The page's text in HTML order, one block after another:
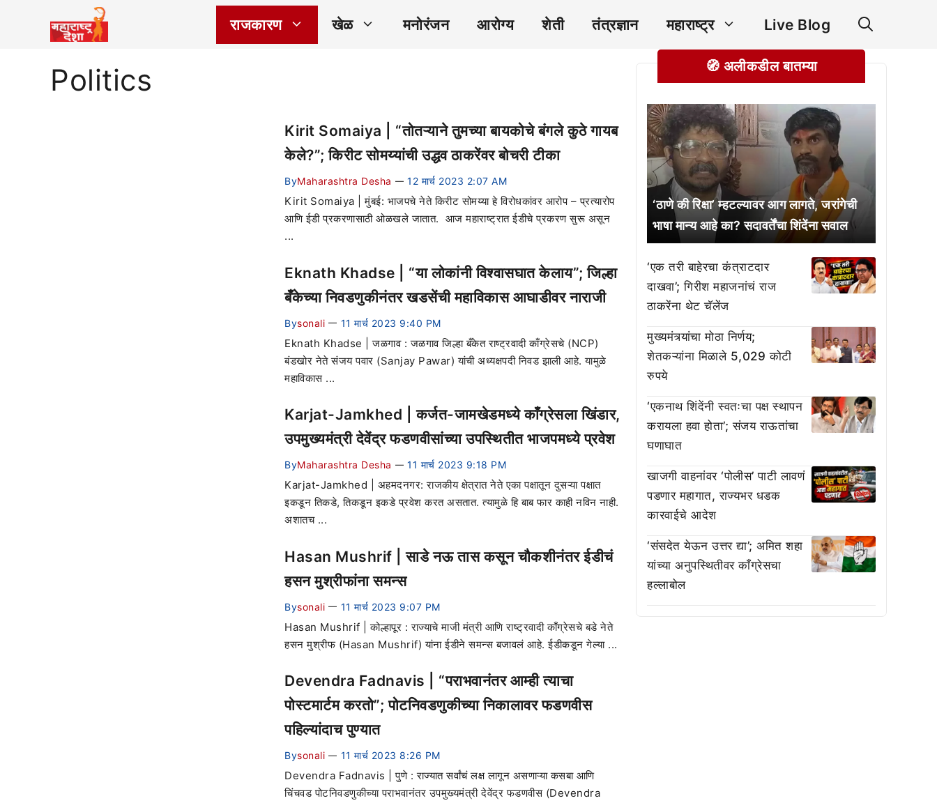
राजकारण खेळ मनोरंजन आरोग्य शेती तंत्रज्ञान महाराष्ट्र Live Blog
Politics
Kirit Somaiya | “तोतऱ्याने तुमच्या बायकोचे बंगले कुठे गायब
केले?”; किरीट सोमय्यांची उद्धव ठाकरेंवर बोचरी टीका
ByMaharashtra Desha — 12 मार्च 2023 2:07 AM
Kirit Somaiya | मुंबई: भाजपचे नेते किरीट सोमय्या हे विरोधकांवर आरोप – प्रत्यारोप
आणि ईडी प्रकरणासाठी ओळखले जातात. आज महाराष्ट्रात ईडीचे प्रकरण सुरू असून
...
Eknath Khadse | “या लोकांनी विश्वासघात केलाय”; जिल्हा
बँकेच्या निवडणुकीनंतर खडसेंची महाविकास आघाडीवर नाराजी
Bysonali — 11 मार्च 2023 9:40 PM
Eknath Khadse | जळगाव : जळगाव जिल्हा बँकेत राष्ट्रवादी काँग्रेसचे (NCP)
बंडखोर नेते संजय पवार (Sanjay Pawar) यांची अध्यक्षपदी निवड झाली आहे. यामुळे
महाविकास ...
Karjat-Jamkhed | कर्जत-जामखेडमध्ये काँग्रेसला खिंडार,
उपमुख्यमंत्री देवेंद्र फडणवीसांच्या उपस्थितीत भाजपमध्ये प्रवेश
ByMaharashtra Desha — 11 मार्च 2023 9:18 PM
Karjat-Jamkhed | अहमदनगर: राजकीय क्षेत्रात नेते एका पक्षातून दुसऱ्या पक्षात
इकडून तिकडे, तिकडून इकडे प्रवेश करत असतात. त्यामुळे हि बाब फार काही नविन नाही.
अशातच ...
Hasan Mushrif | साडे नऊ तास कसून चौकशीनंतर ईडीचं
हसन मुश्रीफांना समन्स
Bysonali — 11 मार्च 2023 9:07 PM
Hasan Mushrif | कोल्हापूर : राज्याचे माजी मंत्री आणि राष्ट्रवादी काँग्रेसचे बडे नेते
हसन मुश्रीफ (Hasan Mushrif) यांना ईडीने समन्स बजावलं आहे. ईडीकडून गेल्या ...
Devendra Fadnavis | “पराभवानंतर आम्ही त्याचा
पोस्टमार्टम करतो”; पोटनिवडणुकीच्या निकालावर फडणवीस
पहिल्यांदाच पुण्यात
Bysonali — 11 मार्च 2023 8:26 PM
Devendra Fadnavis | पुणे : राज्यात सर्वांचं लक्ष लागून असणाऱ्या कसबा आणि
चिंचवड पोटनिवडणुकीच्या पराभवानंतर उपमुख्यमंत्री देवेंद्र फडणवीस (Devendra
🧭 अलीकडील बातम्या
‘ठाणे की रिक्षा’ म्हटल्यावर आग लागते, जरांगेची
भाषा मान्य आहे का? सदावर्तेंचा शिंदेंना सवाल
‘एक तरी बाहेरचा कंत्राटदार
दाखवा’; गिरीश महाजनांचं राज
ठाकरेंना थेट चॅलेंज
मुख्यमंत्र्यांचा मोठा निर्णय;
शेतकऱ्यांना मिळाले 5,029 कोटी
रुपये
‘एकनाथ शिंदेंनी स्वतःचा पक्ष स्थापन
करायला हवा होता’; संजय राऊतांचा
घणाघात
खाजगी वाहनांवर ‘पोलीस’ पाटी लावणं
पडणार महागात, राज्यभर धडक
कारवाईचे आदेश
‘संसदेत येऊन उत्तर द्या’; अमित शहा
यांच्या अनुपस्थितीवर काँग्रेसचा
हल्लाबोल